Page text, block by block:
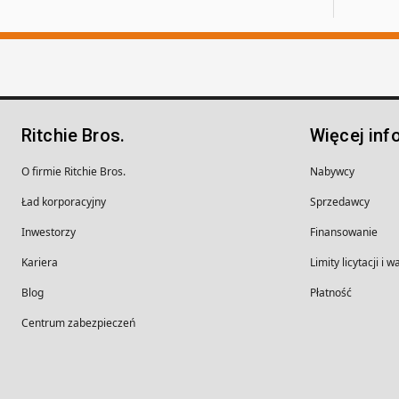
Ritchie Bros.
O firmie Ritchie Bros.
Ład korporacyjny
Inwestorzy
Kariera
Blog
Centrum zabezpieczeń
Więcej
Nabywcy
Sprzedawcy
Finansowanie
Limity licytacji i
Płatność